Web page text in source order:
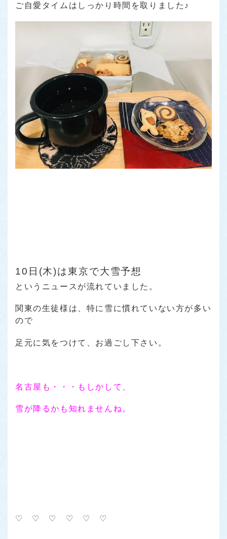
ご自愛タイムはしっかり時間を取りました♪
10日(木)は東京で大雪予想
というニュースが流れていました。
関東の生徒様は、特に雪に慣れていない方が多い
ので
足元に気をつけて、お過ごし下さい。
名古屋も・・・もしかして、
雪が降るかも知れませんね。
♡ ♡ ♡ ♡ ♡ ♡